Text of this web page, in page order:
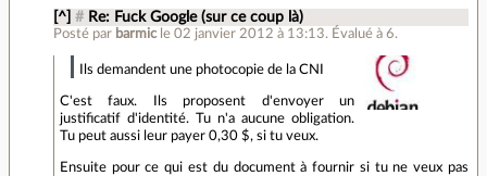
[^] # Re: Fuck Google (sur ce coup là)
Posté par barmic le 02 janvier 2012 à 13:13.Évalué à 6.
Ils demandent une photocopie de la CNI
C'est faux. Ils proposent d'envoyer un
justificatif d'identité. Tu n'a aucune obligation.
Tu peut aussi leur payer 0,30 $, si tu veux.
Ensuite pour ce qui est du document à fournir si tu ne veux pas